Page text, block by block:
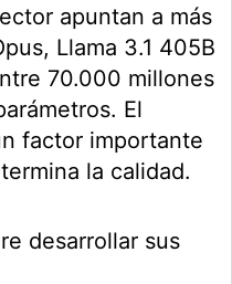
apuntan a más
Llama 3.1 405B
70.000 millones
El
factor importante
la calidad.
desarrollar sus